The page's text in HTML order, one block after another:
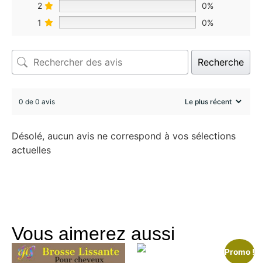
2
0%
1
0%
Recherche
0 de 0 avis
Désolé, aucun avis ne correspond à vos sélections
actuelles
Vous aimerez aussi
Promo !